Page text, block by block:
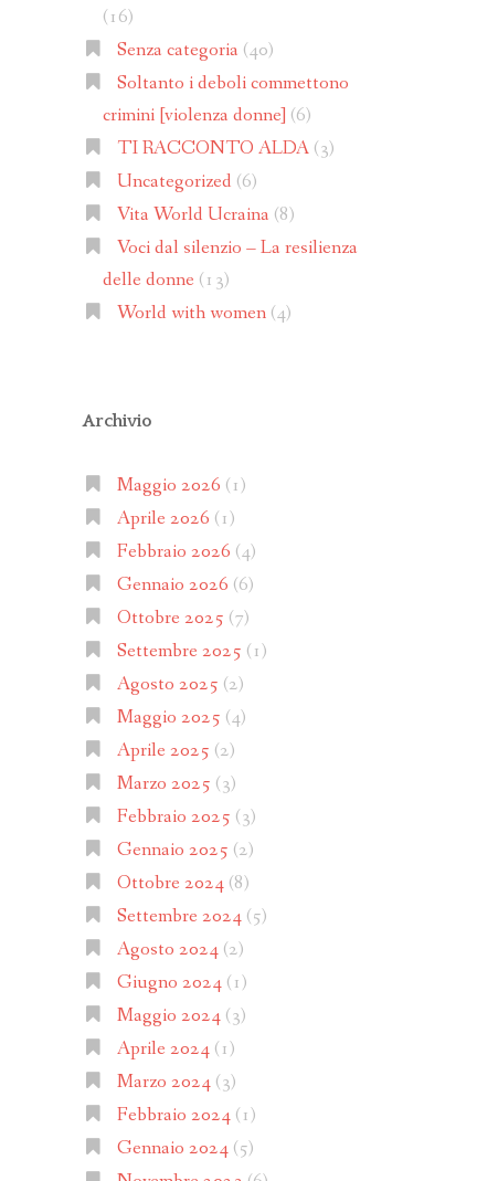
(16)
Senza categoria (40)
Soltanto i deboli commettono
crimini [violenza donne] (6)
TI RACCONTO ALDA(3)
Uncategorized (6)
Vita World Ucraina (8)
Voci dal silenzio – La resilienza
delle donne (13)
World with women(4)
Archivio
Maggio 2026 (1)
Aprile 2026 (1)
Febbraio 2026 (4)
Gennaio 2026 (6)
Ottobre 2025 (7)
Settembre 2025 (1)
Agosto 2025 (2)
Maggio 2025 (4)
Aprile 2025 (2)
Marzo 2025 (3)
Febbraio 2025 (3)
Gennaio 2025 (2)
Ottobre 2024(8)
Settembre 2024(5)
Agosto 2024(2)
Giugno 2024(1)
Maggio 2024(3)
Aprile 2024(1)
Marzo 2024(3)
Febbraio 2024(1)
Gennaio 2024(5)